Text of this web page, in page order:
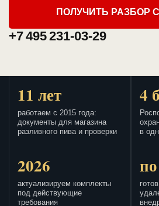
ПОЛУЧИТЬ РАЗБОР
+7 495 231-03-29
11 лет
работаем с 2015 года:
документы для магазина
разливного пива и проверки
4
в
2026
актуализируем комплекты
под действующие
требования